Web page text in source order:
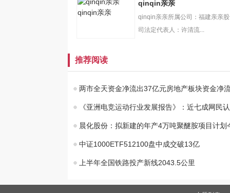
qinqin亲亲
qinqin亲亲
qinqin亲亲所属公司：福建亲亲
司法定代表人：许清流...
推荐阅读
两市全天资金净流出37亿元房地产板块资金净
《亚洲电竞运动行业发展报告》：近七成网民
晨化股份：拟新建的年产4万吨聚醚胺项目计划
中证1000ETF512100盘中成交破13亿
上半年全国铁路投产新线2043.5公里